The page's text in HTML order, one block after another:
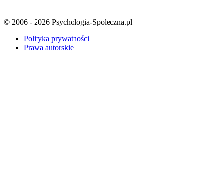
© 2006 - 2026 Psychologia-Spoleczna.pl
Polityka prywatności
Prawa autorskie